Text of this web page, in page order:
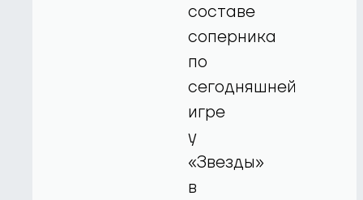
составе
соперника
по
сегодняшней
игре
у
«Звезды»
в